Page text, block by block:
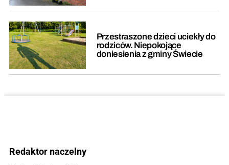
Przestraszone dzieci uciekły do
rodziców. Niepokojące
doniesienia z gminy Świecie
Redaktor naczelny